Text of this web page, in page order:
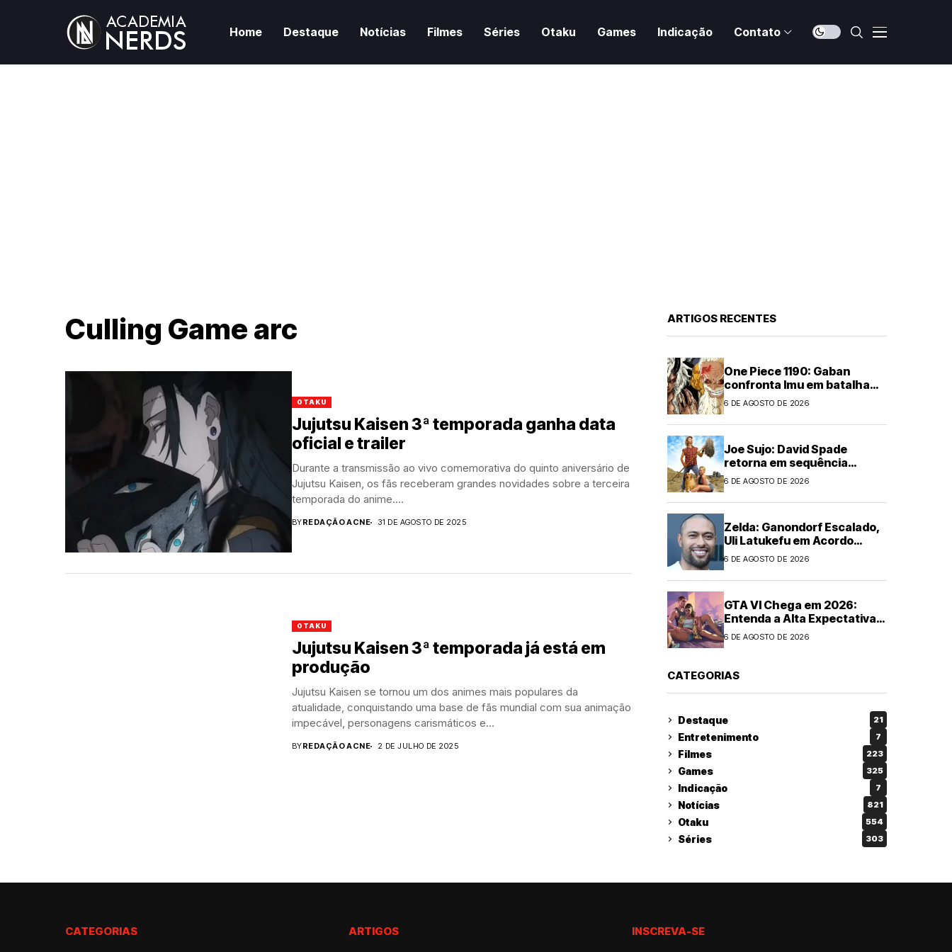
Home Destaque Notícias Filmes Séries Otaku Games Indicação Contato
Culling Game arc
OTAKU
Jujutsu Kaisen 3ª temporada ganha data
oficial e trailer
Durante a transmissão ao vivo comemorativa do quinto aniversário de
Jujutsu Kaisen, os fãs receberam grandes novidades sobre a terceira
temporada do anime....
BYREDAÇÃO ACNE 31 DE AGOSTO DE 2025
OTAKU
Jujutsu Kaisen 3ª temporada já está em
produção
Jujutsu Kaisen se tornou um dos animes mais populares da
atualidade, conquistando uma base de fãs mundial com sua animação
impecável, personagens carismáticos e...
BYREDAÇÃO ACNE 2 DE JULHO DE 2025
ARTIGOS RECENTES
One Piece 1190: Gaban
confronta Imu em batalha
épica
6 DE AGOSTO DE 2026
Joe Sujo: David Spade
retorna em sequência
animada
6 DE AGOSTO DE 2026
Zelda: Ganondorf Escalado,
Uli Latukefu em Acordo
Multi-filmes
6 DE AGOSTO DE 2026
GTA VI Chega em 2026:
Entenda a Alta Expectativa
Global
6 DE AGOSTO DE 2026
CATEGORIAS
Destaque 21
Entretenimento 7
Filmes 223
Games 325
Indicação 7
Notícias 821
Otaku 554
Séries 303
CATEGORIAS ARTIGOS INSCREVA-SE